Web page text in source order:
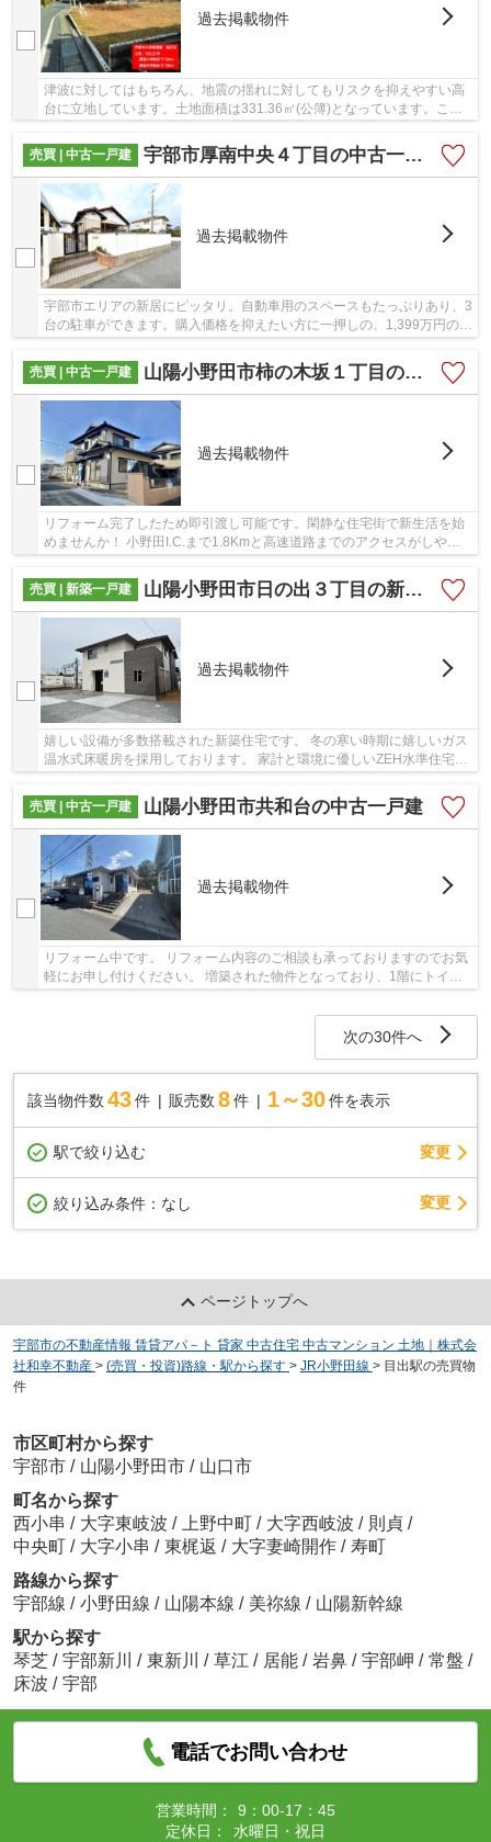
過去掲載物件
津波に対してはもちろん、地震の揺れに対してもリスクを抑えやすい高
台に立地しています。土地面積は331.36㎡(公簿)となっています。こち
売買 | 中古一戸建
宇部市厚南中央４丁目の中古一戸建
過去掲載物件
宇部市エリアの新居にピッタリ。自動車用のスペースもたっぷりあり、3
台の駐車ができます。購入価格を抑えたい方に一押しの、1,399万円の物
売買 | 中古一戸建
山陽小野田市柿の木坂１丁目の中古一戸建
過去掲載物件
リフォーム完了したため即引渡し可能です。閑静な住宅街で新生活を始
めませんか！ 小野田I.C.まで1.8Kmと高速道路までのアクセスがしやす
売買 | 新築一戸建
山陽小野田市日の出３丁目の新築一戸建
過去掲載物件
嬉しい設備が多数搭載された新築住宅です。 冬の寒い時期に嬉しいガス
温水式床暖房を採用しております。 家計と環境に優しいZEH水準住宅で
売買 | 中古一戸建
山陽小野田市共和台の中古一戸建
過去掲載物件
リフォーム中です。 リフォーム内容のご相談も承っておりますのでお気
軽にお申し付けください。 増築された物件となっており、1階にトイ
次の30件へ
該当物件数 43件 販売数 8 件 1～30 件を表示
駅で絞り込む 変更
絞り込み条件： なし 変更
ページトップへ
宇部市の不動産情報 賃貸アパ－ト 貸家 中古住宅 中古マンション 土地｜株式会
社和幸不動産 > (売買・投資)路線・駅から探す > JR小野田線 > 目出駅の売買物
件
市区町村から探す
宇部市 / 山陽小野田市 / 山口市
町名から探す
西小串 / 大字東岐波 / 上野中町 / 大字西岐波 / 則貞 /
中央町 / 大字小串 / 東梶返 / 大字妻崎開作 / 寿町
路線から探す
宇部線 / 小野田線 / 山陽本線 / 美祢線 / 山陽新幹線
駅から探す
琴芝 / 宇部新川 / 東新川 / 草江 / 居能 / 岩鼻 / 宇部岬 / 常盤 /
床波 / 宇部
電話でお問い合わせ
営業時間：
9：00-17：45
定休日：
水曜日・祝日